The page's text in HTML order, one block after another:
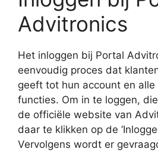
Advitronics
Het inloggen bij Portal
eenvoudig proces dat
geeft tot hun account en
functies. Om in te loggen,
de officiële website van
daar te klikken op de
Vervolgens wordt er